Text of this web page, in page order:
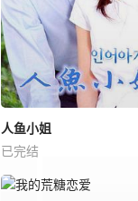
人鱼小姐
已完结